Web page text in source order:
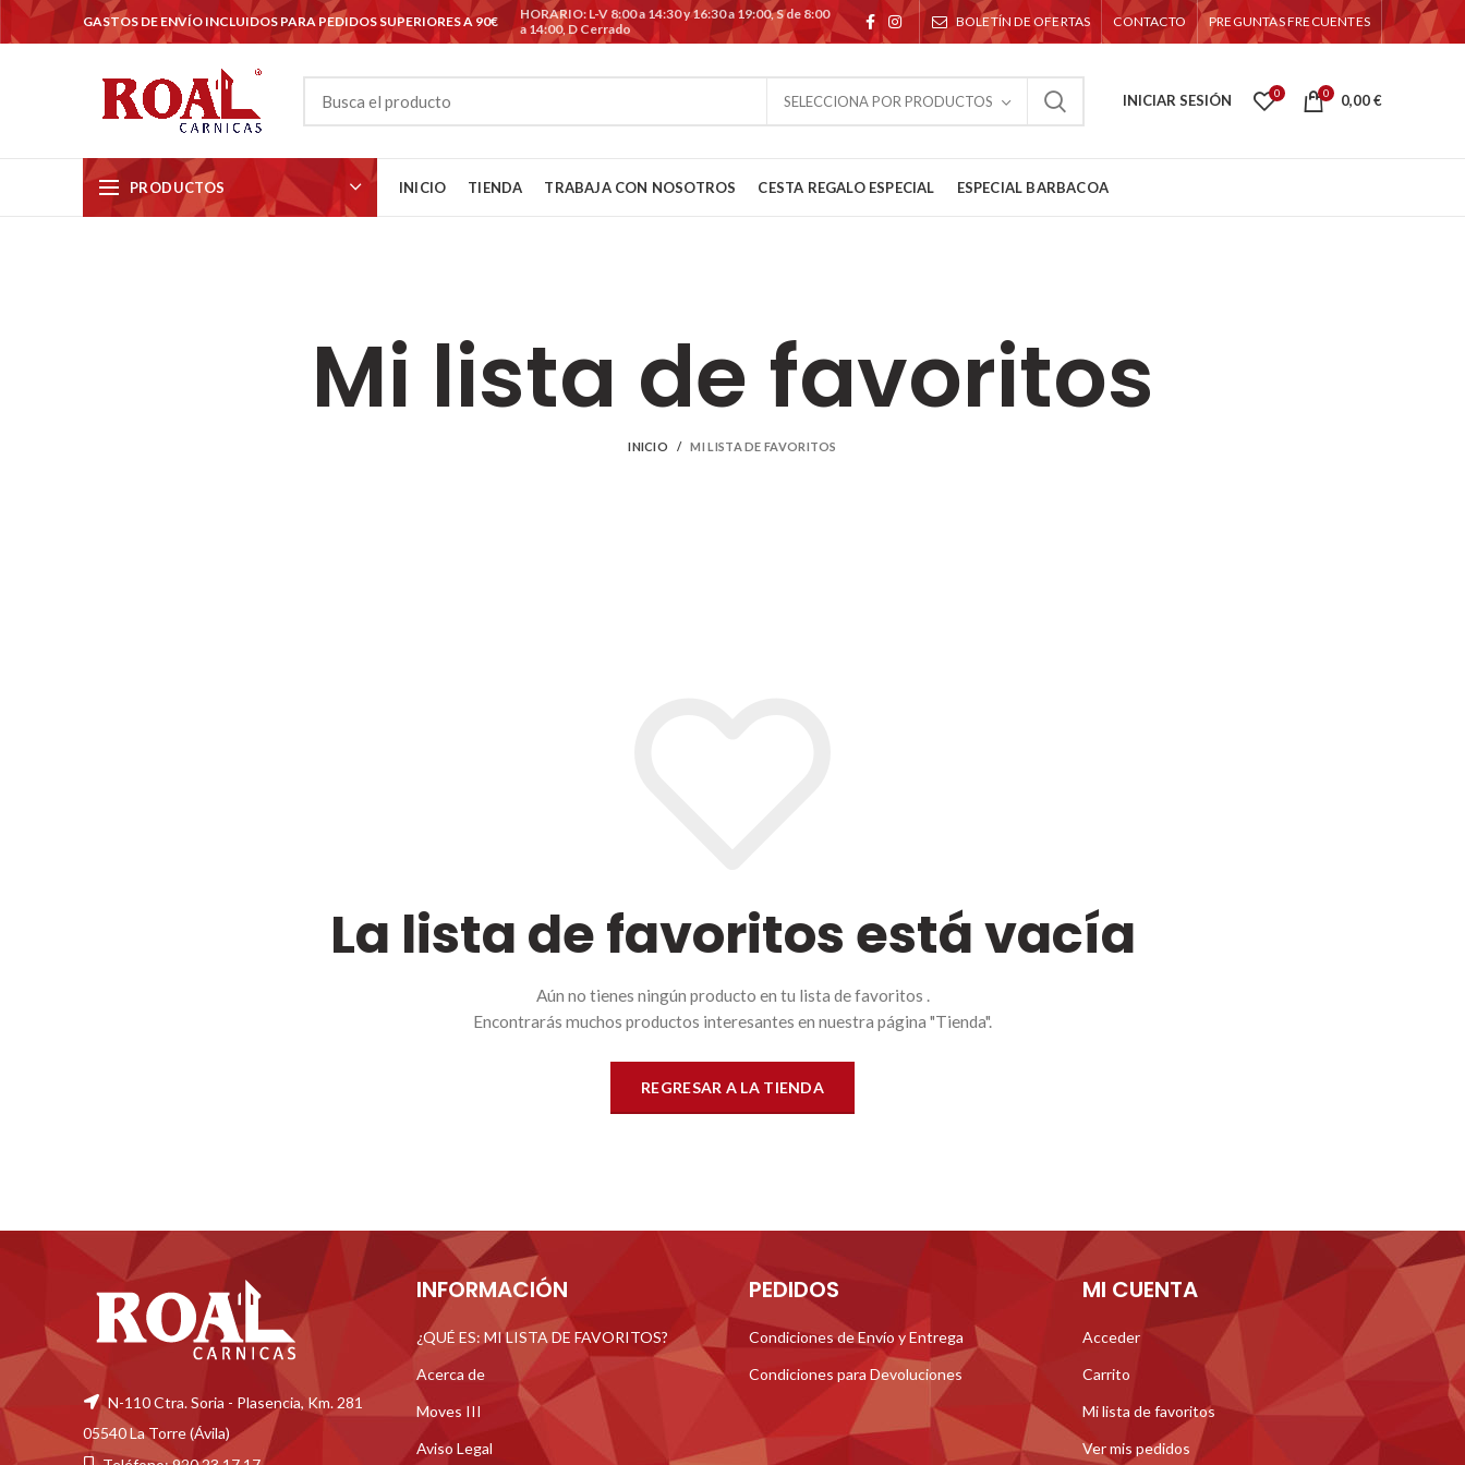
GASTOS DE ENVÍO INCLUIDOS PARA PEDIDOS SUPERIORES A 90€
HORARIO: L-V 8:00 a 14:30 y 16:30 a 19:00, S de 8:00
a 14:00, D Cerrado
BOLETÍN DE OFERTAS CONTACTO PREGUNTAS FRECUENTES
SELECCIONA POR PRODUCTOS INICIAR SESIÓN 0 0 0,00€
PRODUCTOS INICIO TIENDA TRABAJA CON NOSOTROS CESTA REGALO ESPECIAL ESPECIAL BARBACOA
Mi lista de favoritos
INICIO MI LISTA DE FAVORITOS
La lista de favoritos está vacía
Aún no tienes ningún producto en tu lista de favoritos .
Encontrarás muchos productos interesantes en nuestra página "Tienda".
REGRESAR A LA TIENDA
N-110 Ctra. Soria - Plasencia, Km. 281
05540 La Torre (Ávila)
INFORMACIÓN
¿QUÉ ES: MI LISTA DE FAVORITOS?
Acerca de
Moves III
Aviso Legal
PEDIDOS
Condiciones de Envío y Entrega
Condiciones para Devoluciones
MI CUENTA
Acceder
Carrito
Mi lista de favoritos
Ver mis pedidos